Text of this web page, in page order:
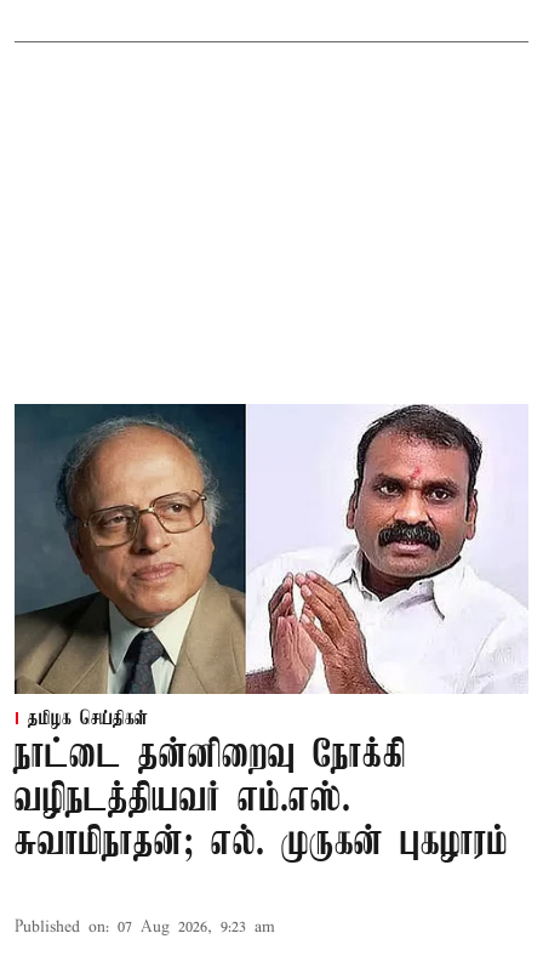
தமிழக செய்திகள்
நாட்டை தன்னிறைவு நோக்கி
வழிநடத்தியவர் எம்.எஸ்.
சுவாமிநாதன்; எல். முருகன் புகழாரம்
Published on: 07 Aug 2026, 9:23 am